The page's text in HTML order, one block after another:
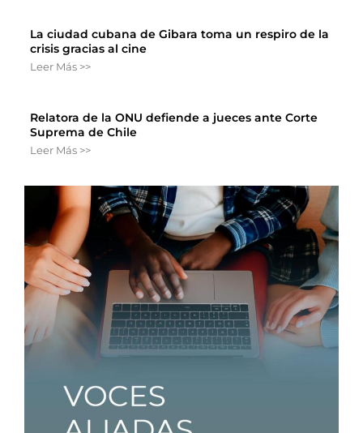
La ciudad cubana de Gibara toma un respiro de la
crisis gracias al cine
Leer Más >>
Relatora de la ONU defiende a jueces ante Corte
Suprema de Chile
Leer Más >>